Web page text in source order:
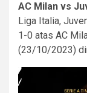
AC Milan vs
Liga Italia,
1-0 atas AC
(23/10/2023)